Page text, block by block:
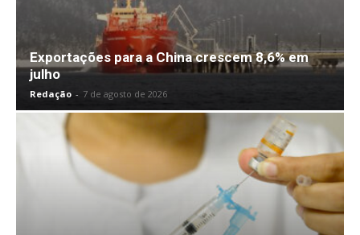
Exportações para a China crescem 8,6% em
julho
Redação - 7 de agosto de 2026